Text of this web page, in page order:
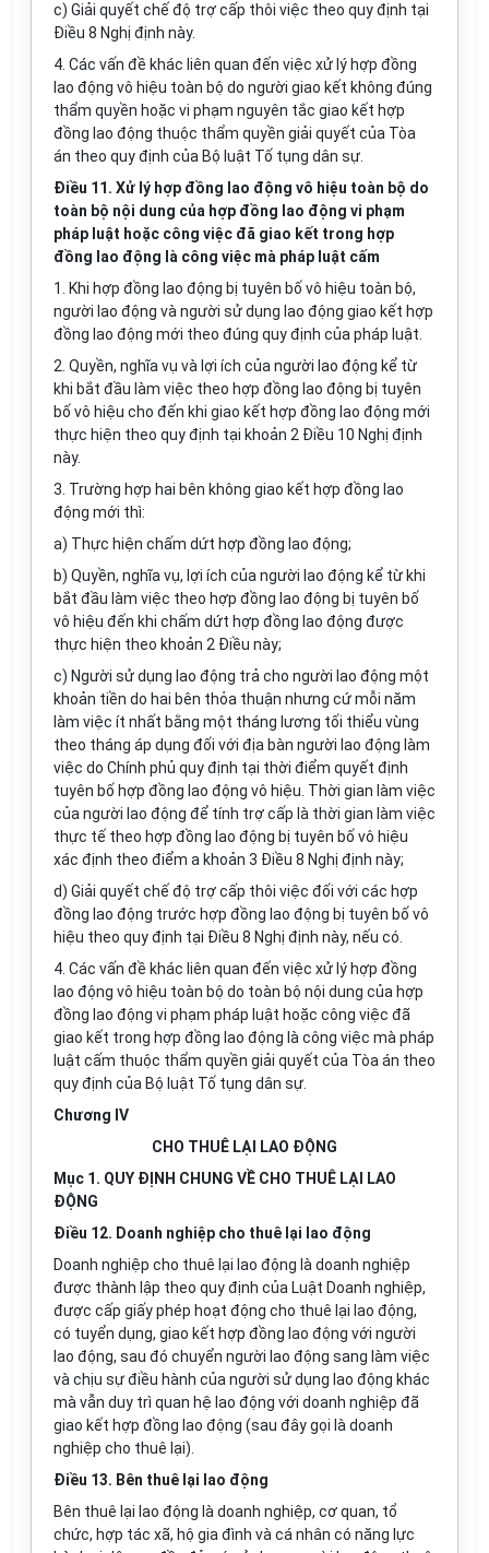
c) Giải quyết chế độ trợ cấp thôi việc theo quy định tại
Điều 8 Nghị định này.
4. Các vấn đề khác liên quan đến việc xử lý hợp đồng
lao động vô hiệu toàn bộ do người giao kết không đúng
thẩm quyền hoặc vi phạm nguyên tắc giao kết hợp
đồng lao động thuộc thẩm quyền giải quyết của Tòa
án theo quy định của Bộ luật Tố tụng dân sự.
Điều 11. Xử lý hợp đồng lao động vô hiệu toàn bộ do
toàn bộ nội dung của hợp đồng lao động vi phạm
pháp luật hoặc công việc đã giao kết trong hợp
đồng lao động là công việc mà pháp luật cấm
1. Khi hợp đồng lao động bị tuyên bố vô hiệu toàn bộ,
người lao động và người sử dụng lao động giao kết hợp
đồng lao động mới theo đúng quy định của pháp luật.
2. Quyền, nghĩa vụ và lợi ích của người lao động kể từ
khi bắt đầu làm việc theo hợp đồng lao động bị tuyên
bố vô hiệu cho đến khi giao kết hợp đồng lao động mới
thực hiện theo quy định tại khoản 2 Điều 10 Nghị định
này.
3. Trường hợp hai bên không giao kết hợp đồng lao
động mới thì:
a) Thực hiện chấm dứt hợp đồng lao động;
b) Quyền, nghĩa vụ, lợi ích của người lao động kể từ khi
bắt đầu làm việc theo hợp đồng lao động bị tuyên bố
vô hiệu đến khi chấm dứt hợp đồng lao động được
thực hiện theo khoản 2 Điều này;
c) Người sử dụng lao động trả cho người lao động một
khoản tiền do hai bên thỏa thuận nhưng cứ mỗi năm
làm việc ít nhất bằng một tháng lương tối thiểu vùng
theo tháng áp dụng đối với địa bàn người lao động làm
việc do Chính phủ quy định tại thời điểm quyết định
tuyên bố hợp đồng lao động vô hiệu. Thời gian làm việc
của người lao động để tính trợ cấp là thời gian làm việc
thực tế theo hợp đồng lao động bị tuyên bố vô hiệu
xác định theo điểm a khoản 3 Điều 8 Nghị định này;
d) Giải quyết chế độ trợ cấp thôi việc đối với các hợp
đồng lao động trước hợp đồng lao động bị tuyên bố vô
hiệu theo quy định tại Điều 8 Nghị định này, nếu có.
4. Các vấn đề khác liên quan đến việc xử lý hợp đồng
lao động vô hiệu toàn bộ do toàn bộ nội dung của hợp
đồng lao động vi phạm pháp luật hoặc công việc đã
giao kết trong hợp đồng lao động là công việc mà pháp
luật cấm thuộc thẩm quyền giải quyết của Tòa án theo
quy định của Bộ luật Tố tụng dân sự.
Chương IV
CHO THUÊ LẠI LAO ĐỘNG
Mục 1. QUY ĐỊNH CHUNG VỀ CHO THUÊ LẠI LAO
ĐỘNG
Điều 12. Doanh nghiệp cho thuê lại lao động
Doanh nghiệp cho thuê lại lao động là doanh nghiệp
được thành lập theo quy định của Luật Doanh nghiệp,
được cấp giấy phép hoạt động cho thuê lại lao động,
có tuyển dụng, giao kết hợp đồng lao động với người
lao động, sau đó chuyển người lao động sang làm việc
và chịu sự điều hành của người sử dụng lao động khác
mà vẫn duy trì quan hệ lao động với doanh nghiệp đã
giao kết hợp đồng lao động (sau đây gọi là doanh
nghiệp cho thuê lại).
Điều 13. Bên thuê lại lao động
Bên thuê lại lao động là doanh nghiệp, cơ quan, tổ
chức, hợp tác xã, hộ gia đình và cá nhân có năng lực